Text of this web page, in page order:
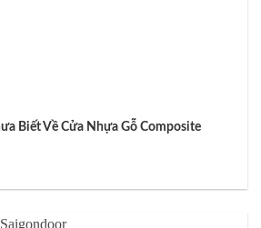
Biết Về Cửa Nhựa Gỗ Composite